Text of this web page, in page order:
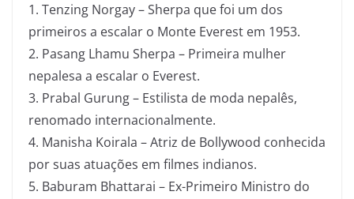
1. Tenzing Norgay – Sherpa que foi um dos
primeiros a escalar o Monte Everest em 1953.
2. Pasang Lhamu Sherpa – Primeira mulher
nepalesa a escalar o Everest.
3. Prabal Gurung – Estilista de moda nepalês,
renomado internacionalmente.
4. Manisha Koirala – Atriz de Bollywood conhecida
por suas atuações em filmes indianos.
5. Baburam Bhattarai – Ex-Primeiro Ministro do